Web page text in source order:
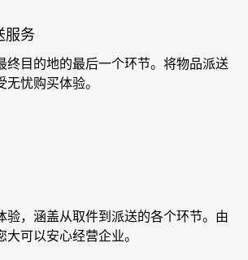
服务
终目的地的最后一个环节。将物品派送
忧购买体验。
验，涵盖从取件到派送的各个环节。由
可以安心经营企业。